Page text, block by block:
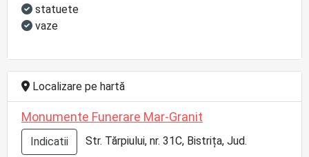
statuete
vaze
Localizare pe hartă
Monumente Funerare Mar-Granit
Indicatii
Str. Tărpiului, nr. 31C, Bistrița, Jud.